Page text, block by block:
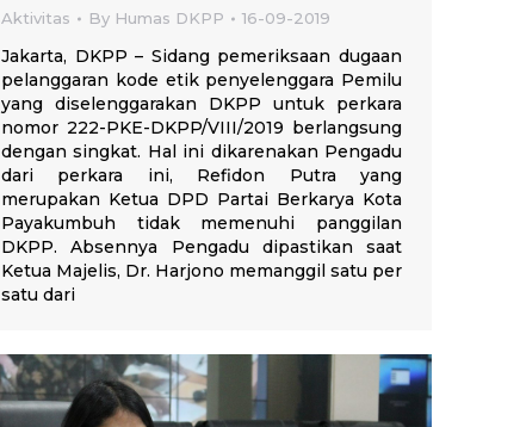
Aktivitas By Humas DKPP 16-09-2019
Jakarta, DKPP – Sidang pemeriksaan dugaan
pelanggaran kode etik penyelenggara Pemilu
yang diselenggarakan DKPP untuk perkara
nomor 222-PKE-DKPP/VIII/2019 berlangsung
dengan singkat. Hal ini dikarenakan Pengadu
dari perkara ini, Refidon Putra yang
merupakan Ketua DPD Partai Berkarya Kota
Payakumbuh tidak memenuhi panggilan
DKPP. Absennya Pengadu dipastikan saat
Ketua Majelis, Dr. Harjono memanggil satu per
satu dari